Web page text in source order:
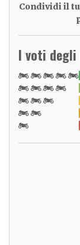
Condividi il
I voti